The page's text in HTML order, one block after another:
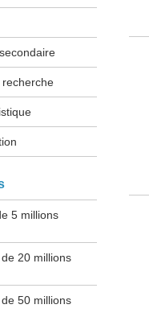
5 millions
20 millions
50 millions